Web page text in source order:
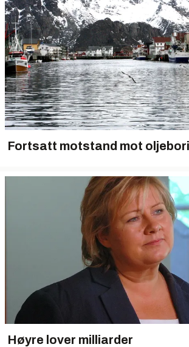
Fortsatt motstand mot
Høyre lover milliarder